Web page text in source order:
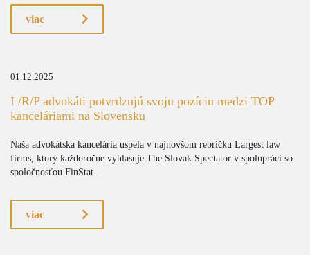
viac
01.12.2025
L/R/P advokáti potvrdzujú svoju pozíciu medzi TOP
kanceláriami na Slovensku
Naša advokátska kancelária uspela v najnovšom rebríčku Largest law
firms, ktorý každoročne vyhlasuje The Slovak Spectator v spolupráci so
spoločnosťou FinStat.
viac